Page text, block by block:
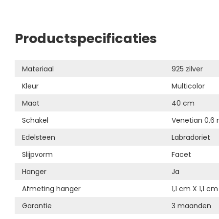
Productspecificaties
Materiaal
925 zilver
Kleur
Multicolor
Maat
40 cm
Schakel
Venetian 0,6
Edelsteen
Labradoriet
Slijpvorm
Facet
Hanger
Ja
Afmeting hanger
1,1 cm X 1,1 cm
Garantie
3 maanden